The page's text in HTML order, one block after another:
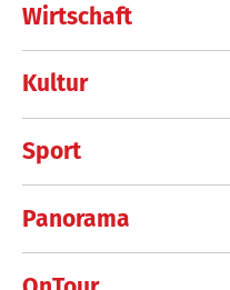
Wirtschaft
Kultur
Sport
Panorama